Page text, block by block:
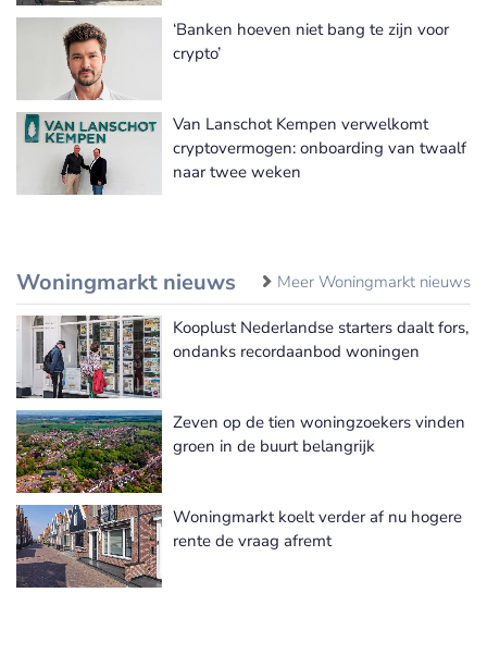
‘Banken hoeven niet bang te zijn voor
crypto’
Van Lanschot Kempen verwelkomt
cryptovermogen: onboarding van twaalf
naar twee weken
Woningmarkt nieuws Meer Woningmarkt nieuws
Kooplust Nederlandse starters daalt fors,
ondanks recordaanbod woningen
Zeven op de tien woningzoekers vinden
groen in de buurt belangrijk
Woningmarkt koelt verder af nu hogere
rente de vraag afremt